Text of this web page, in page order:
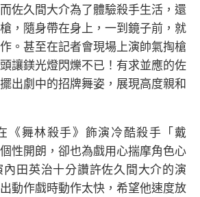
佐久間大介為了體驗殺手生活，還
，隨身帶在身上，一到鏡子前，就
。甚至在記者會現場上演帥氣掏槍
讓鎂光燈閃爍不已！有求並應的佐
出劇中的招牌舞姿，展現高度親和
《舞林殺手》飾演冷酷殺手「戴
性開朗，卻也為戲用心揣摩角色心
田英治十分讚許佐久間大介的演
動作戲時動作太快，希望他速度放